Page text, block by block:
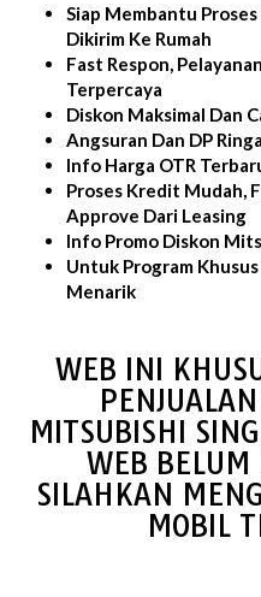
Siap Membantu
Dikirim Ke Rumah
Fast Respon,
Terpercaya
Diskon Maksimal Dan
Angsuran Dan DP
Info Harga OTR
Proses Kredit Mudah,
Approve Dari Leasing
Info Promo Diskon
Untuk Program
Menarik
WEB INI
MITSUBISHI
WEB BELUM
SILAHKAN
MOBIL